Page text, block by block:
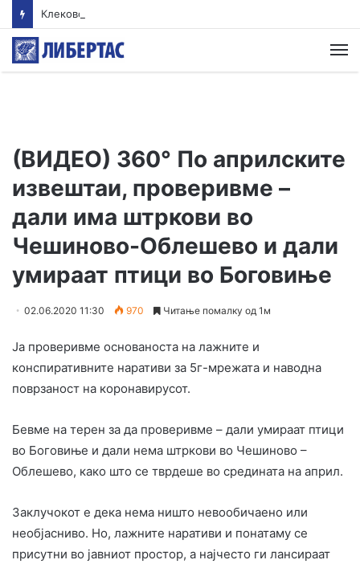
(ВИДЕО) 360° По априлските
извештаи, проверивме –
дали има штркови во
Чешиново-Облешево и дали
умираат птици во Боговиње
02.06.2020 11:30 970 Читање помалку од 1м
Ја проверивме основаноста на лажните и
конспиративните наративи за 5г-мрежата и наводна
поврзаност на коронавирусот.
Бевме на терен за да проверивме – дали умираат птици
во Боговиње и дали нема штркови во Чешиново –
Облешево, како што се тврдеше во средината на април.
Заклучокот е дека нема ништо невообичаено или
необјасниво. Но, лажните наративи и понатаму се
присутни во јавниот простор, а најчесто ги лансираат